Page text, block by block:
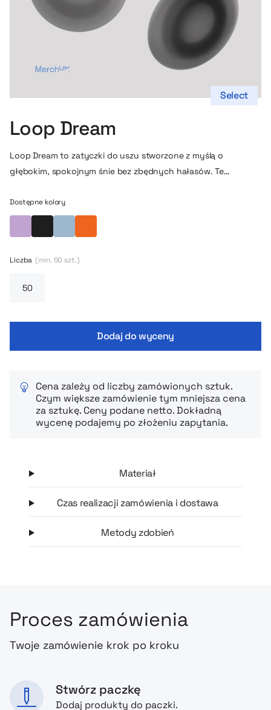
Select
Loop Dream
Loop Dream to zatyczki do uszu stworzone z myślą o
głębokim, spokojnym śnie bez zbędnych hałasów. Te
naturalnego kształtu kanału słuchowego dzięki połączeniu
miękkiej pianki z pamięcią kształtu i delikatnego silikonu, co
sprawia, że noszenie ich nawet przez całą noc jest niezwykle
potrafią wyciszyć nie tylko odgłosy miasta czy
Dostępne kolory
Liczba (min. 50 szt.)
Dodaj do wyceny
Cena zależy od liczby zamówionych sztuk.
Czym większe zamówienie tym mniejsza cena
za sztukę. Ceny podane netto. Dokładną
wycenę podajemy po złożeniu zapytania.
Materiał
Czas realizacji zamówienia i dostawa
Metody zdobień
Proces zamówienia
Twoje zamówienie krok po kroku
Stwórz paczkę
Dodaj produkty do paczki.